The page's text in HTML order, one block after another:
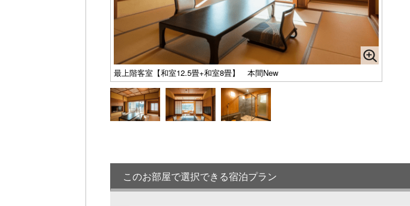
最上階客室【和室12.5畳+和室8畳】 本間New
このお部屋で選択できる宿泊プラン